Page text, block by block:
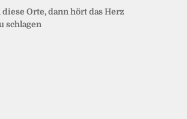
Orte, dann hört das Herz
schlagen